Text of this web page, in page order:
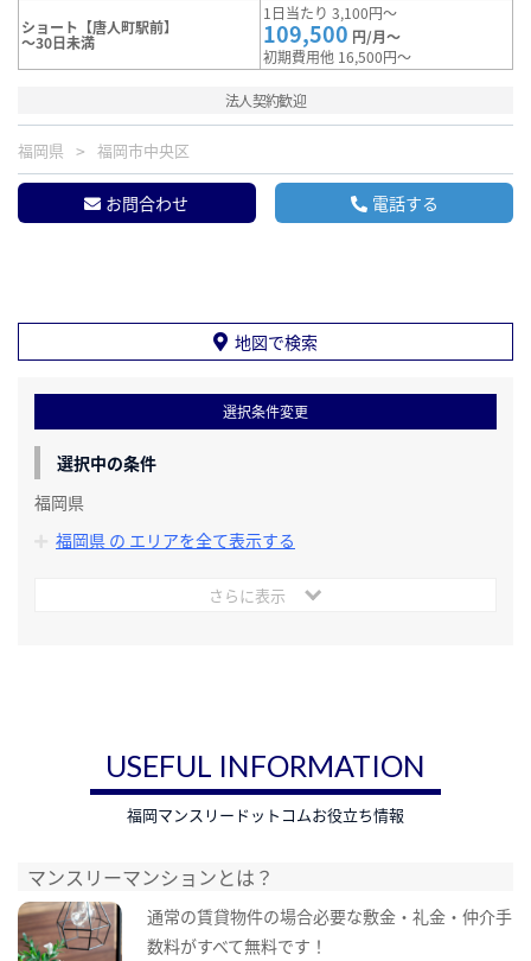
ショート【唐人町駅前】
～30日未満
1日当たり 3,100円～
109,500 円/月～
初期費用他 16,500円～
法人契約歓迎
福岡県 福岡市中央区
お問合わせ 電話する
地図で検索
選択条件変更
選択中の条件
福岡県
福岡県 の エリアを全て表示する
さらに表示
USEFUL INFORMATION
福岡マンスリードットコムお役立ち情報
マンスリーマンションとは？
通常の賃貸物件の場合必要な敷金・礼金・仲介手
数料がすべて無料です！